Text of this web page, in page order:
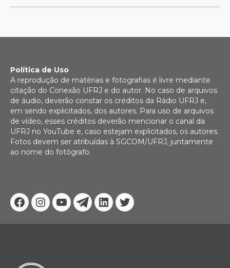
Facebook
Instagram
YoutubeTelegram
Linkedin
Twitter
Política de Uso
A reprodução de matérias e fotografias é livre mediante
citação do Conexão UFRJ e do autor. No caso de arquivos
de áudio, deverão constar os créditos da Rádio UFRJ e,
em sendo explicitados, dos autores. Para uso de arquivos
de vídeo, esses créditos deverão mencionar o canal da
UFRJ no YouTube e, caso estejam explicitados, os autores.
Fotos devem ser atribuídas à SGCOM/UFRJ, juntamente
ao nome do fotógrafo.